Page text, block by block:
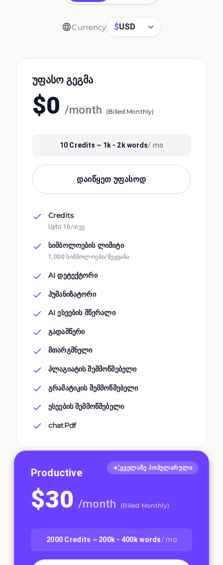
Currency $USD
Უფასო Გეგმა
$0 /month (Billed Monthly)
10 Credits ~ 1k - 2kwords/ mo
დაიწყეთ უფასოდ
Credits
Upto 10/თვე
სიმბოლოების ლიმიტი
1,000 სიმბოლოები/შეყვანა
AI დეტექტორი
ჰუმანიზატორი
AI ესეების მწერალი
გადამწერი
მთარგმნელი
პლაგიატის შემმოწმებელი
გრამატიკის შემმოწმებელი
ესეების შემმოწმებელი
chatPdf
ყველაზე პოპულარული
Productive
$30 /month (Billed Monthly)
2000 Credits ~ 200k - 400kwords/ mo